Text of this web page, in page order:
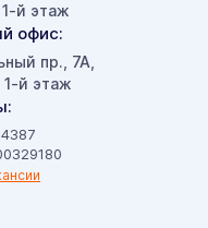
й этаж
офис:
пр., 7А,
й этаж